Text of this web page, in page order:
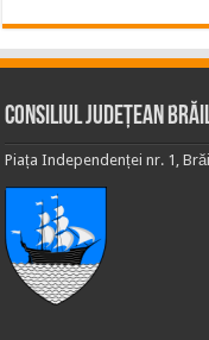
Consiliul Județean
Piața Independenței nr. 1,